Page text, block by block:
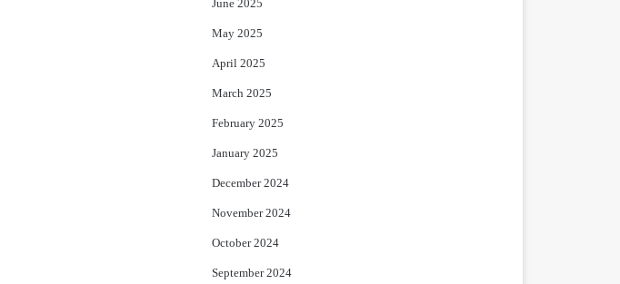
June 2025
May 2025
April 2025
March 2025
February 2025
January 2025
December 2024
November 2024
October 2024
September 2024